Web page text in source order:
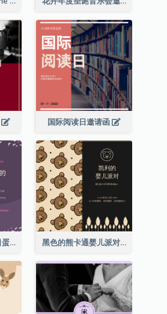
国际阅读日邀请函
紫色和粉红色的生日蛋糕插图聚会请柬 黑色的熊卡通婴儿派对请柬